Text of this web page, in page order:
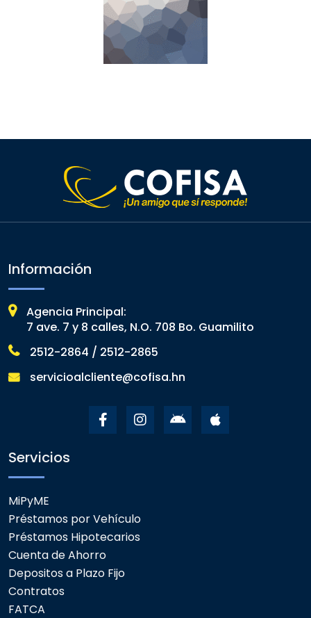
Información
Agencia Principal:
7 ave. 7 y 8 calles, N.O. 708 Bo. Guamilito
2512-2864 / 2512-2865
servicioalcliente@cofisa.hn
Servicios
MiPyME
Préstamos por Vehículo
Préstamos Hipotecarios
Cuenta de Ahorro
Depositos a Plazo Fijo
Contratos
FATCA